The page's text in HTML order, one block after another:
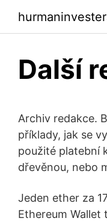
Další
Archiv redakce.
příklady, jak se
použité platební
dřevěnou, nebo
Jeden ether za
Ethereum